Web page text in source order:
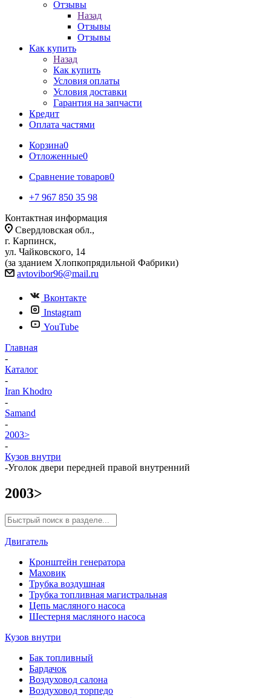
Отзывы
Назад
Отзывы
Отзывы
Как купить
Назад
Как купить
Условия оплаты
Условия доставки
Гарантия на запчасти
Кредит
Оплата частями
Корзина0
Отложенные0
Сравнение товаров0
+7 967 850 35 98
Контактная информация
Свердловская обл.,
г. Карпинск,
ул. Чайковского, 14
(за зданием Хлопкопрядильной Фабрики)
avtovibor96@mail.ru
Вконтакте
Instagram
YouTube
Главная
-
Каталог
-
Iran Khodro
-
Samand
-
2003>
-
Кузов внутри
-Уголок двери передней правой внутренний
2003>
Двигатель
Кронштейн генератора
Маховик
Трубка воздушная
Трубка топливная магистральная
Цепь масляного насоса
Шестерня масляного насоса
Кузов внутри
Бак топливный
Бардачок
Воздуховод салона
Воздуховод торпедо